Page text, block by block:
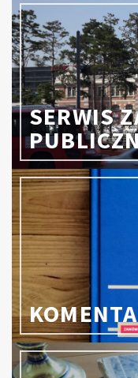
SERWIS